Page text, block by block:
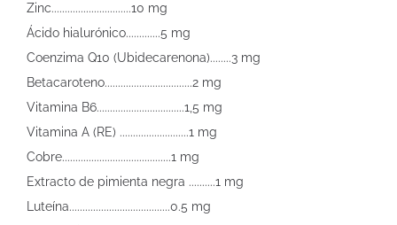
Zinc..............................10 mg
Ácido hialurónico.............5 mg
Coenzima Q10 (Ubidecarenona)........3 mg
Betacaroteno.................................2 mg
Vitamina B6.................................1,5 mg
Vitamina A (RE) ..........................1 mg
Cobre.........................................1 mg
Extracto de pimienta negra ..........1 mg
Luteína......................................0.5 mg